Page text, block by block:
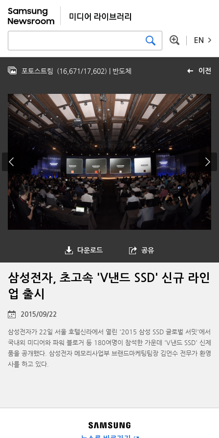
EN
이전
포토스트림 (16,671/17,602) | 반도체
다운로드 공유
삼성전자, 초고속 'V낸드 SSD' 신규 라인
업 출시
2015/09/22
삼성전자가 22일 서울 호텔신라에서 열린 '2015 삼성 SSD 글로벌 서밋'에서
국내외 미디어와 파워 블로거 등 180여명이 참석한 가운데 'V낸드 SSD' 신제
품을 공개했다. 삼성전자 메모리사업부 브랜드마케팅팀장 김언수 전무가 환영
사를 하고 있다.